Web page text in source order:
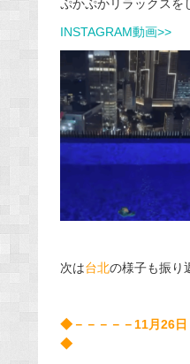
ぷかぷかリラックス
INSTAGRAM動画>>
次は台北の様子も振り
◆－－－－－11月26日
◆